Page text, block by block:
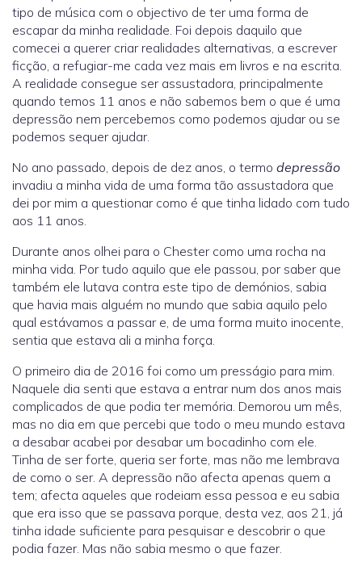
tipo de música com o objectivo de ter uma forma de
escapar da minha realidade. Foi depois daquilo que
comecei a querer criar realidades alternativas, a escrever
ficção, a refugiar-me cada vez mais em livros e na escrita.
A realidade consegue ser assustadora, principalmente
quando temos 11 anos e não sabemos bem o que é uma
depressão nem percebemos como podemos ajudar ou se
podemos sequer ajudar.
No ano passado, depois de dez anos, o termo depressão
invadiu a minha vida de uma forma tão assustadora que
dei por mim a questionar como é que tinha lidado com tudo
aos 11 anos.
Durante anos olhei para o Chester como uma rocha na
minha vida. Por tudo aquilo que ele passou, por saber que
também ele lutava contra este tipo de demónios, sabia
que havia mais alguém no mundo que sabia aquilo pelo
qual estávamos a passar e, de uma forma muito inocente,
sentia que estava ali a minha força.
O primeiro dia de 2016 foi como um presságio para mim.
Naquele dia senti que estava a entrar num dos anos mais
complicados de que podia ter memória. Demorou um mês,
mas no dia em que percebi que todo o meu mundo estava
a desabar acabei por desabar um bocadinho com ele.
Tinha de ser forte, queria ser forte, mas não me lembrava
de como o ser. A depressão não afecta apenas quem a
tem; afecta aqueles que rodeiam essa pessoa e eu sabia
que era isso que se passava porque, desta vez, aos 21, já
tinha idade suficiente para pesquisar e descobrir o que
podia fazer. Mas não sabia mesmo o que fazer.